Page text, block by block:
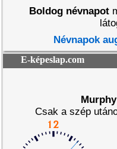
Boldog névnapot
Névnapok
E-képeslap.com
Murphy
Csak a szép